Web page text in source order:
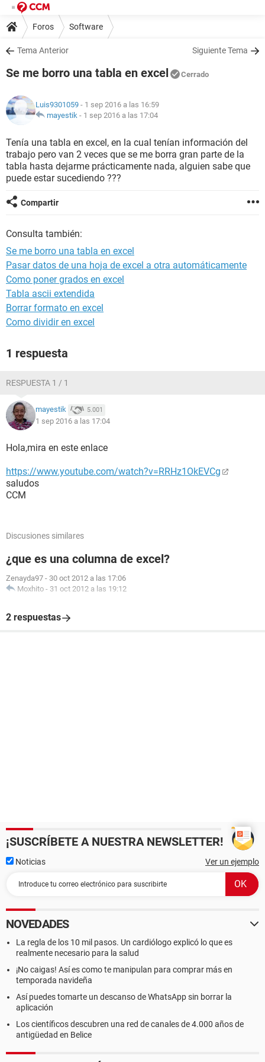
Foros Software
Tema Anterior Siguiente Tema
Se me borro una tabla en excel Cerrado
Luis9301059 - 1 sep 2016 a las 16:59
mayestik - 1 sep 2016 a las 17:04
Tenía una tabla en excel, en la cual tenían información del
trabajo pero van 2 veces que se me borra gran parte de la
tabla hasta dejarme prácticamente nada, alguien sabe que
puede estar sucediendo ???
Compartir
Consulta también:
Se me borro una tabla en excel
Pasar datos de una hoja de excel a otra automáticamente
Como poner grados en excel
Tabla ascii extendida
Borrar formato en excel
Como dividir en excel
1 respuesta
RESPUESTA 1 / 1
mayestik 5.001
1 sep 2016 a las 17:04
Hola,mira en este enlace
https://www.youtube.com/watch?v=RRHz1OkEVCg
saludos
CCM
Discusiones similares
¿que es una columna de excel?
Zenayda97 - 30 oct 2012 a las 17:06
Moxhito - 31 oct 2012 a las 19:12
2 respuestas
¡SUSCRÍBETE A NUESTRA NEWSLETTER!
Noticias Ver un ejemplo
NOVEDADES
La regla de los 10 mil pasos. Un cardiólogo explicó lo que es
realmente necesario para la salud
¡No caigas! Así es como te manipulan para comprar más en
temporada navideña
Así puedes tomarte un descanso de WhatsApp sin borrar la
aplicación
Los científicos descubren una red de canales de 4.000 años de
antigüedad en Belice